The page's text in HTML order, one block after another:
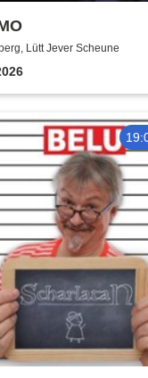
Lütt Jever Scheune